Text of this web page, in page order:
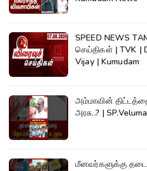
SPEED NEWS
செய்திகள் | TVK |
Vijay | Kumudam
அம்மாவின்
அரசு..? |
மீனவர்களுக்கு